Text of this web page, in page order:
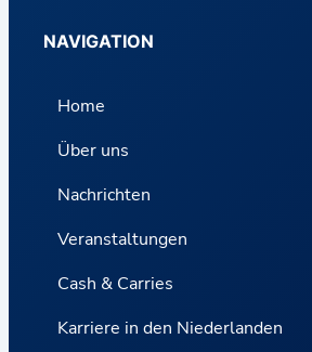
NAVIGATION
Home
Über uns
Nachrichten
Veranstaltungen
Cash & Carries
Karriere in den Niederlanden